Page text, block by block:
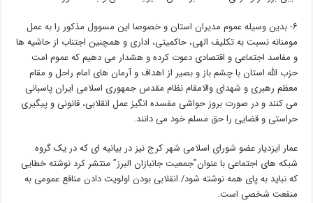
۶- بدین وسیله عموم مدیران استان و خصوصا این مسوول مذکور را به عمل
مومنانه نسبت به تکلیف الهی، حاکمیتی، اداری و همچنین اجتناب از حاشیه ها
و مفاسد اجتماعی و اقتصادی دعوت کرده و هشدار می دهیم که عموم امت
حزب الله استان با چشم باز و بصیر از اهداف و آرمان های امام راحل و مقام
معظم رهبری و شهدای والامقام نظام مقدس جمهوری اسلامی ایران پاسبانی
می کنند و در صورت بروز حواشی مفسده انگیز عمل انقلابی، قانونی و پیگیری
حراستی و قضایی را حق مسلم خود می دانند.
عمار ایزدیار عضو شورای اسلامی شهر کرج نیز در بیانیه ای که در یک گروه
شبکه های اجتماعی با عنوان”جمعیت جانبازان البرز” منتشر کرد نوشته خطایی
که نباید به پای همه نوشته شود/ انقلابی بودن اولویت دادن منافع عمومی به
منفعت شخصی است.